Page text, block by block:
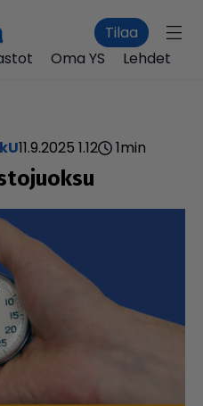
Tilaa
Oma YS Lehdet
11.9.2025 1.12 1min